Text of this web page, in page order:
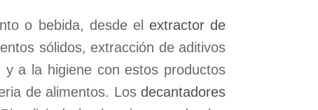
o bebida, desde el extractor de
sólidos, extracción de aditivos
y a la higiene con estos productos
de alimentos. Los decantadores